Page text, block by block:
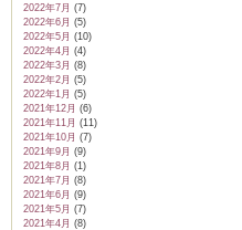
2022年7月 (7)
2022年6月 (5)
2022年5月 (10)
2022年4月 (4)
2022年3月 (8)
2022年2月 (5)
2022年1月 (5)
2021年12月 (6)
2021年11月 (11)
2021年10月 (7)
2021年9月 (9)
2021年8月 (1)
2021年7月 (8)
2021年6月 (9)
2021年5月 (7)
2021年4月 (8)